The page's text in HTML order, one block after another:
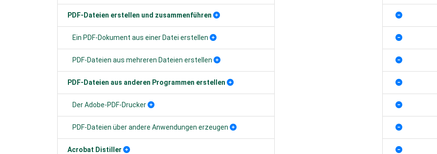
PDF-Dateien erstellen und zusammenführen
Ein PDF-Dokument aus einer Datei erstellen
PDF-Dateien aus mehreren Dateien erstellen
PDF-Dateien aus anderen Programmen erstellen
Der Adobe-PDF-Drucker
PDF-Dateien über andere Anwendungen erzeugen
Acrobat Distiller